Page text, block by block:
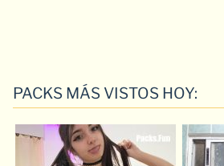
PACKS MÁS VISTOS HOY: